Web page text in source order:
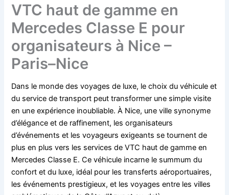
VTC haut de gamme en
Mercedes Classe E pour
organisateurs à Nice –
Paris–Nice
Dans le monde des voyages de luxe, le choix du véhicule et
du service de transport peut transformer une simple visite
en une expérience inoubliable. À Nice, une ville synonyme
d’élégance et de raffinement, les organisateurs
d’événements et les voyageurs exigeants se tournent de
plus en plus vers les services de VTC haut de gamme en
Mercedes Classe E. Ce véhicule incarne le summum du
confort et du luxe, idéal pour les transferts aéroportuaires,
les événements prestigieux, et les voyages entre les villes